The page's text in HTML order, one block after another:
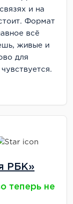
и на
Формат
всё
живые и
для
РБК»
теперь не